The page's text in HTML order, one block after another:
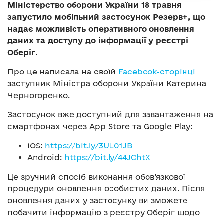
Міністерство оборони України 18 травня
запустило мобільний застосунок Резерв+, що
надає можливість оперативного оновлення
даних та доступу до інформації у реєстрі
Оберіг.
Про це написала на своїй Facebook-сторінці
заступник Міністра оборони України Катерина
Черногоренко.
Застосунок вже доступний для завантаження на
смартфонах через App Store та Google Play:
iOS: https://bit.ly/3UL01JB
Android: https://bit.ly/44JChtX
Це зручний спосіб виконання обов’язкової
процедури оновлення особистих даних. Після
оновлення даних у застосунку ви зможете
побачити інформацію з реєстру Оберіг щодо